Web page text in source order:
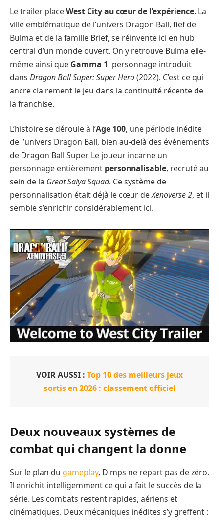
Le trailer placeWest City au cœur de l’expérience. La
ville emblématique de l’univers Dragon Ball, fief de
Bulma et de la famille Brief, se réinvente ici en hub
central d’un monde ouvert. On y retrouve Bulma elle-
même ainsi que Gamma 1, personnage introduit
dans Dragon Ball Super: Super Hero(2022). C’est ce qui
ancre clairement le jeu dans la continuité récente de
la franchise.
L’histoire se déroule à l’Age 100, une période inédite
de l’univers Dragon Ball, bien au-delà des événements
de Dragon Ball Super. Le joueur incarne un
personnage entièrement personnalisable, recruté au
sein de la Great Saiya Squad. Ce système de
personnalisation était déjà le cœur deXenoverse 2, et il
semble s’enrichir considérablement ici.
VOIR AUSSI : Top 10 des meilleurs jeux
sortis en 2026 : classement officiel
Deux nouveaux systèmes de
combat qui changent la donne
Sur le plan du gameplay, Dimps ne repart pas de zéro.
Il enrichit intelligemment ce qui a fait le succès de la
série. Les combats restent rapides, aériens et
cinématiques. Deux mécaniques inédites s’y greffent :